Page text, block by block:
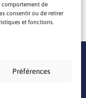
de
consentir ou de retirer
et fonctions.
Préférences